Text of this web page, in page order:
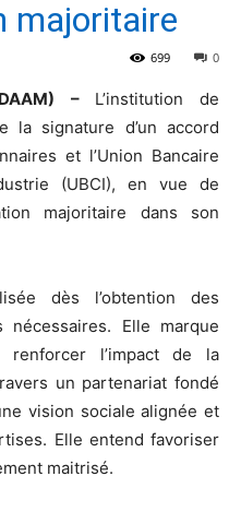
majoritaire
0
699
– L’institution de
la signature d’un accord
et l’Union Bancaire
(UBCI), en vue de
majoritaire dans son
dès l’obtention des
nécessaires. Elle marque
l’impact de la
un partenariat fondé
vision sociale alignée et
Elle entend favoriser
maitrisé.